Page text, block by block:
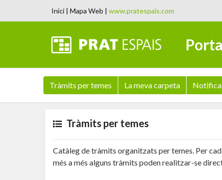
Inici | Mapa Web | www.pratespais.com
Tràmits per temes La meva carpeta
Tràmits per temes
Catàleg de tràmits organitzats per temes. Per
més a més alguns tràmits poden realitzar-se